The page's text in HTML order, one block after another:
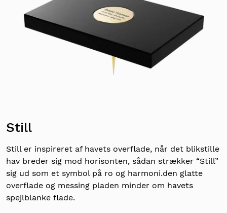
Still
Still er inspireret af havets overflade, når det blikstille
hav breder sig mod horisonten, sådan strækker “Still”
sig ud som et symbol på ro og harmoni.den glatte
overflade og messing pladen minder om havets
spejlblanke flade.